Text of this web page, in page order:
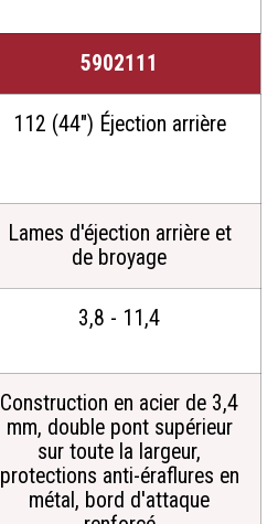
5902111
112 (44") Éjection arrière
Lames d'éjection arrière et
de broyage
3,8 - 11,4
Construction en acier de 3,4
mm, double pont supérieur
sur toute la largeur,
protections anti-éraflures en
métal, bord d'attaque